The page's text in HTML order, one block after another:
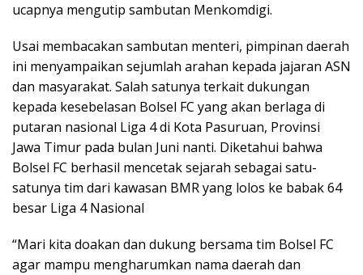
ucapnya mengutip sambutan Menkomdigi.
Usai membacakan sambutan menteri, pimpinan daerah
ini menyampaikan sejumlah arahan kepada jajaran ASN
dan masyarakat. Salah satunya terkait dukungan
kepada kesebelasan Bolsel FC yang akan berlaga di
putaran nasional Liga 4 di Kota Pasuruan, Provinsi
Jawa Timur pada bulan Juni nanti. Diketahui bahwa
Bolsel FC berhasil mencetak sejarah sebagai satu-
satunya tim dari kawasan BMR yang lolos ke babak 64
besar Liga 4 Nasional
“Mari kita doakan dan dukung bersama tim Bolsel FC
agar mampu mengharumkan nama daerah dan